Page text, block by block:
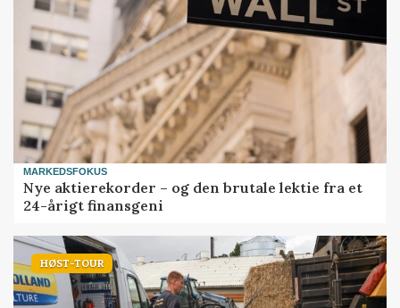
MARKEDSFOKUS
Nye aktierekorder – og den brutale lektie fra et
24-årigt finansgeni
HØST-TOUR